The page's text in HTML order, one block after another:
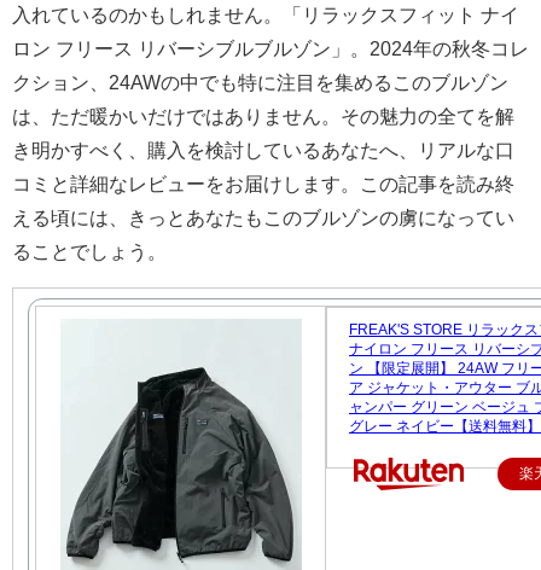
入れているのかもしれません。「リラックスフィット ナイ
ロン フリース リバーシブルブルゾン」。2024年の秋冬コレ
クション、24AWの中でも特に注目を集めるこのブルゾン
は、ただ暖かいだけではありません。その魅力の全てを解
き明かすべく、購入を検討しているあなたへ、リアルな口
コミと詳細なレビューをお届けします。この記事を読み終
える頃には、きっとあなたもこのブルゾンの虜になってい
ることでしょう。
FREAK'S STORE リラック
ナイロン フリース リバーシ
ン 【限定展開】 24AW フリ
ア ジャケット・アウター ブ
ャンパー グリーン ベージュ
グレー ネイビー【送料無料】
楽